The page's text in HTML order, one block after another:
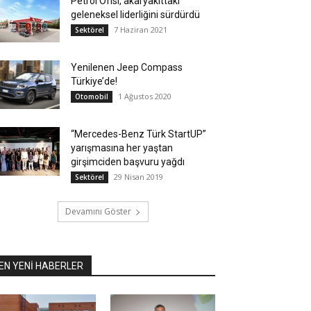
geleneksel liderliğini sürdürdü
Sektörel 7 Haziran 2021
Yenilenen Jeep Compass
Türkiye’de!
Otomobil 1 Ağustos 2020
“Mercedes-Benz Türk StartUP”
yarışmasına her yaştan
girşimciden başvuru yağdı
Sektörel 29 Nisan 2019
Devamını Göster
YENİ HABERLER